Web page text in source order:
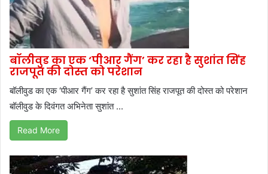
बॉलीवुड का एक ‘पीआर गैंग’ कर रहा है सुशांत सिंह
राजपूत की दोस्त को परेशान
बॉलीवुड का एक ‘पीआर गैंग’ कर रहा है सुशांत सिंह राजपूत की दोस्त को परेशान
बॉलीवुड के दिवंगत अभिनेता सुशांत ...
Read More